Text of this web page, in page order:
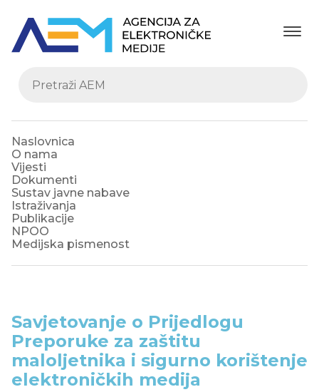
Naslovnica
O nama
Vijesti
Dokumenti
Sustav javne nabave
Istraživanja
Publikacije
NPOO
Medijska pismenost
Savjetovanje o Prijedlogu
Preporuke za zaštitu
maloljetnika i sigurno korištenje
elektroničkih medija